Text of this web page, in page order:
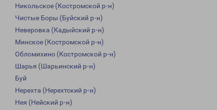
Никольское (Костромской р-н)
Чистые Боры (Буйский р-н)
Неверовка (Кадыйский р-н)
Минское (Костромской р-н)
Обломихино (Костромской р-н)
Шарья (Шарьинский р-н)
Буй
Нерехта (Нерехтский р-н)
Нея (Нейский р-н)